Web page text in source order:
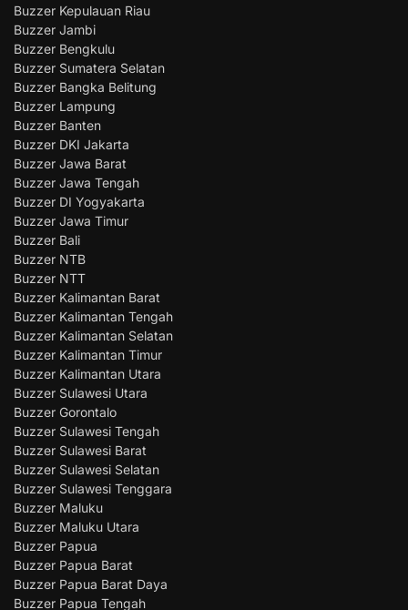
Buzzer Kepulauan Riau
Buzzer Jambi
Buzzer Bengkulu
Buzzer Sumatera Selatan
Buzzer Bangka Belitung
Buzzer Lampung
Buzzer Banten
Buzzer DKI Jakarta
Buzzer Jawa Barat
Buzzer Jawa Tengah
Buzzer DI Yogyakarta
Buzzer Jawa Timur
Buzzer Bali
Buzzer NTB
Buzzer NTT
Buzzer Kalimantan Barat
Buzzer Kalimantan Tengah
Buzzer Kalimantan Selatan
Buzzer Kalimantan Timur
Buzzer Kalimantan Utara
Buzzer Sulawesi Utara
Buzzer Gorontalo
Buzzer Sulawesi Tengah
Buzzer Sulawesi Barat
Buzzer Sulawesi Selatan
Buzzer Sulawesi Tenggara
Buzzer Maluku
Buzzer Maluku Utara
Buzzer Papua
Buzzer Papua Barat
Buzzer Papua Barat Daya
Buzzer Papua Tengah